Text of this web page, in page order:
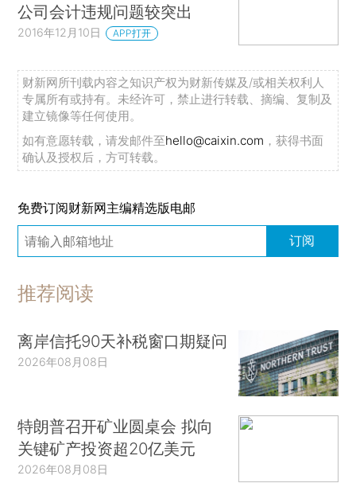
公司会计违规问题较突出
2016年12月10日 APP打开
财新网所刊载内容之知识产权为财新传媒及/或相关权利人
专属所有或持有。未经许可，禁止进行转载、摘编、复制及
建立镜像等任何使用。
如有意愿转载，请发邮件至hello@caixin.com ，获得书面
确认及授权后，方可转载。
免费订阅财新网主编精选版电邮
订阅
推荐阅读
离岸信托90天补税窗口期疑问
2026年08月08日
特朗普召开矿业圆桌会 拟向
关键矿产投资超20亿美元
2026年08月08日